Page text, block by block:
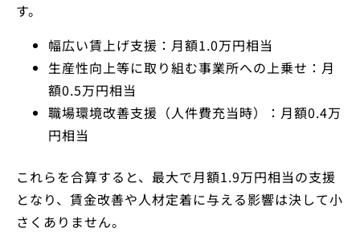
す。
幅広い賃上げ支援：月額1.0万円相当
生産性向上等に取り組む事業所への上乗せ：月
額0.5万円相当
職場環境改善支援（人件費充当時）：月額0.4万
円相当
これらを合算すると、最大で月額1.9万円相当の支援
となり、賃金改善や人材定着に与える影響は決して小
さくありません。